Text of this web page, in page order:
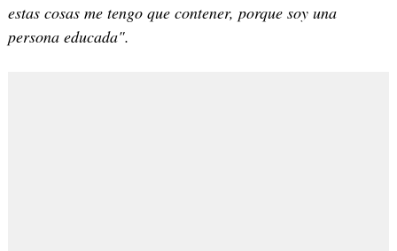
estas cosas me tengo que contener, porque soy una
persona educada".